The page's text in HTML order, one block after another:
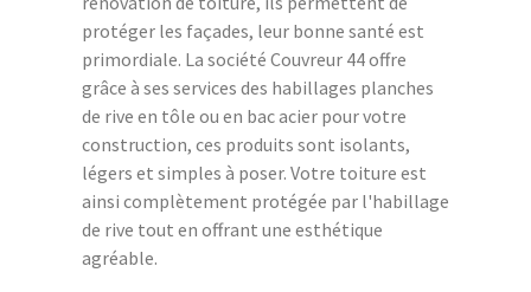
protéger les façades, leur bonne santé est
primordiale. La société Couvreur 44 offre
grâce à ses services des habillages planches
de rive en tôle ou en bac acier pour votre
construction, ces produits sont isolants,
légers et simples à poser. Votre toiture est
ainsi complètement protégée par l'habillage
de rive tout en offrant une esthétique
agréable.